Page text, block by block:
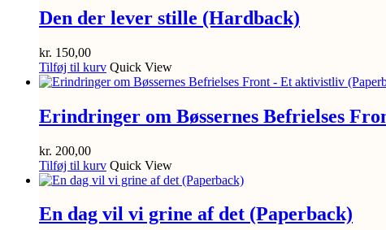
Den der lever stille (Hardback)
kr. 150,00
Tilføj til kurv Quick View
Erindringer om Bøssernes Befrielses
kr. 200,00
Tilføj til kurv Quick View
En dag vil vi grine af det (Paperback)